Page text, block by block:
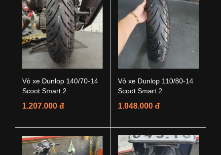
Vỏ xe Dunlop 140/70-14
Scoot Smart 2
1.207.000 đ
Vỏ xe Dunlop 110/80-14
Scoot Smart 2
1.048.000 đ